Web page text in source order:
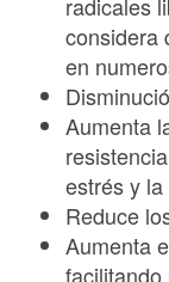
considera
en
Aumenta
estrés y
Reduce
Aumenta
facilitando